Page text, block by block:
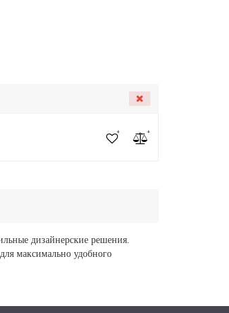
дизайнерские решения.
максимально удобного